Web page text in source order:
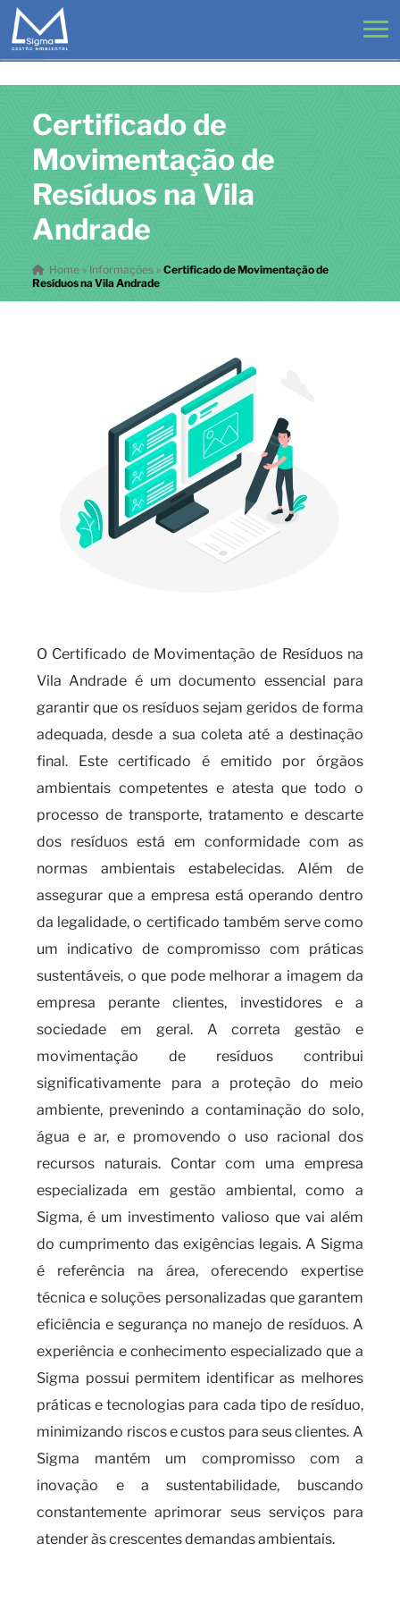
Certificado de
Movimentação de
Resíduos na Vila
Andrade
Home» Informações » Certificado de Movimentação de
Resíduos na Vila Andrade
O Certificado de Movimentação de Resíduos na
Vila Andrade é um documento essencial para
garantir que os resíduos sejam geridos de forma
adequada, desde a sua coleta até a destinação
final. Este certificado é emitido por órgãos
ambientais competentes e atesta que todo o
processo de transporte, tratamento e descarte
dos resíduos está em conformidade com as
normas ambientais estabelecidas. Além de
assegurar que a empresa está operando dentro
da legalidade, o certificado também serve como
um indicativo de compromisso com práticas
sustentáveis, o que pode melhorar a imagem da
empresa perante clientes, investidores e a
sociedade em geral. A correta gestão e
movimentação de resíduos contribui
significativamente para a proteção do meio
ambiente, prevenindo a contaminação do solo,
água e ar, e promovendo o uso racional dos
recursos naturais. Contar com uma empresa
especializada em gestão ambiental, como a
Sigma, é um investimento valioso que vai além
do cumprimento das exigências legais. A Sigma
é referência na área, oferecendo expertise
técnica e soluções personalizadas que garantem
eficiência e segurança no manejo de resíduos. A
experiência e conhecimento especializado que a
Sigma possui permitem identificar as melhores
práticas e tecnologias para cada tipo de resíduo,
minimizando riscos e custos para seus clientes. A
Sigma mantém um compromisso com a
inovação e a sustentabilidade, buscando
constantemente aprimorar seus serviços para
atender às crescentes demandas ambientais.